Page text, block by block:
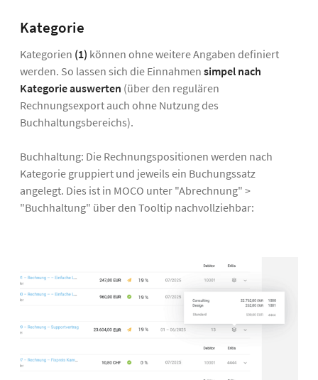
Kategorie
Kategorien (1) können ohne weitere Angaben definiert
werden. So lassen sich die Einnahmen simpel nach
Kategorie auswerten (über den regulären
Rechnungsexport auch ohne Nutzung des
Buchhaltungsbereichs).
Buchhaltung: Die Rechnungspositionen werden nach
Kategorie gruppiert und jeweils ein Buchungssatz
angelegt. Dies ist in MOCO unter "Abrechnung" >
"Buchhaltung" über den Tooltip nachvollziehbar: